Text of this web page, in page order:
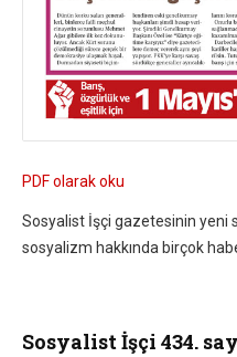
PDF olarak oku
Sosyalist İşçi gazetesinin yeni
sosyalizm hakkında birçok
Sosyalist İşçi 434.